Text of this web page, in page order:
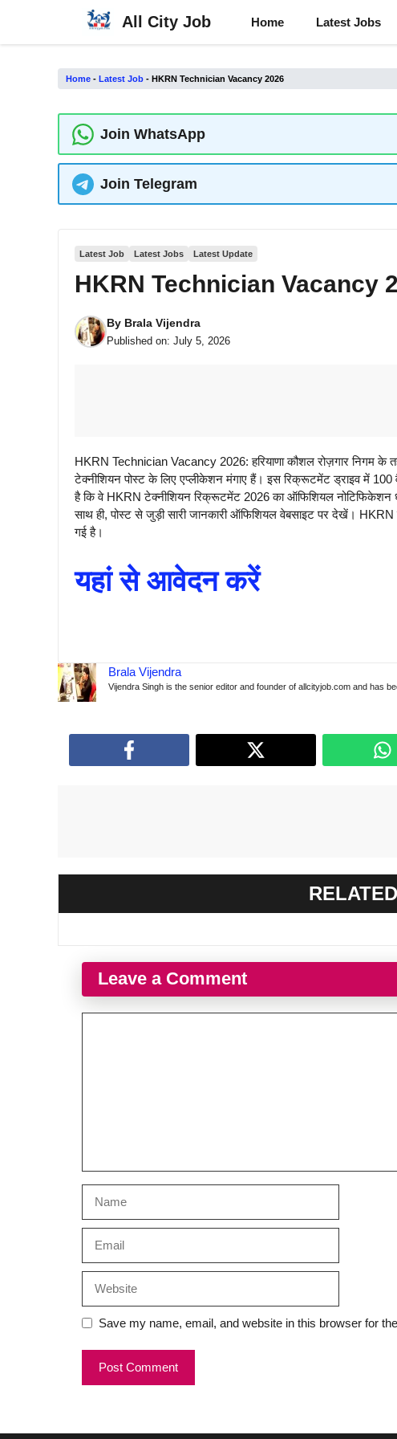
content
All City Job Home Latest Jobs
Home - Latest Job - HKRN Technician Vacancy 2026
Join WhatsApp
Join Telegram
Latest Job Latest Jobs Latest Update
HKRN Technician Vacancy
By Brala Vijendra
Published on: July 5, 2026
HKRN Technician Vacancy 2026: हरियाणा कौशल रोज़गार निगम के
टेक्नीशियन पोस्ट के लिए एप्लीकेशन मंगाए हैं। इस रिक्रूटमेंट ड्राइव में
है कि वे HKRN टेक्नीशियन रिक्रूटमेंट 2026 का ऑफिशियल
साथ ही, पोस्ट से जुड़ी सारी जानकारी ऑफिशियल वेबसाइट पर देखें।
गई है।
यहां से आवेदन करें
Brala Vijendra
Vijendra Singh is the senior editor and founder of allcityjob.com and has
Leave a Comment
Save my name, email, and website in this browser for